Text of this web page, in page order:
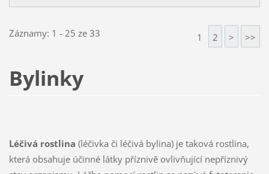
Záznamy: 1 - 25 ze 33 1 2 > >>
Bylinky
Léčivá rostlina (léčivka či léčivá bylina) je taková rostlina,
která obsahuje účinné látky příznivě ovlivňující nepříznivý